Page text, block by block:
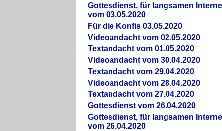
Gottesdienst, für langsamen
vom 03.05.2020
Für die Konfis 03.05.2020
Videoandacht vom 02.05.2020
Textandacht vom 01.05.2020
Videoandacht vom 30.04.2020
Textandacht vom 29.04.2020
Videoandacht vom 28.04.2020
Textandacht vom 27.04.2020
Gottesdienst vom 26.04.2020
Gottesdienst, für langsamen
vom 26.04.2020